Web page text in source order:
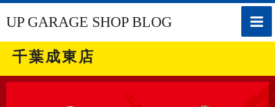
toggle
UP GARAGE SHOP BLOG
千葉成東店